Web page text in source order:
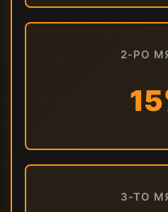
2-РО
3-ТО